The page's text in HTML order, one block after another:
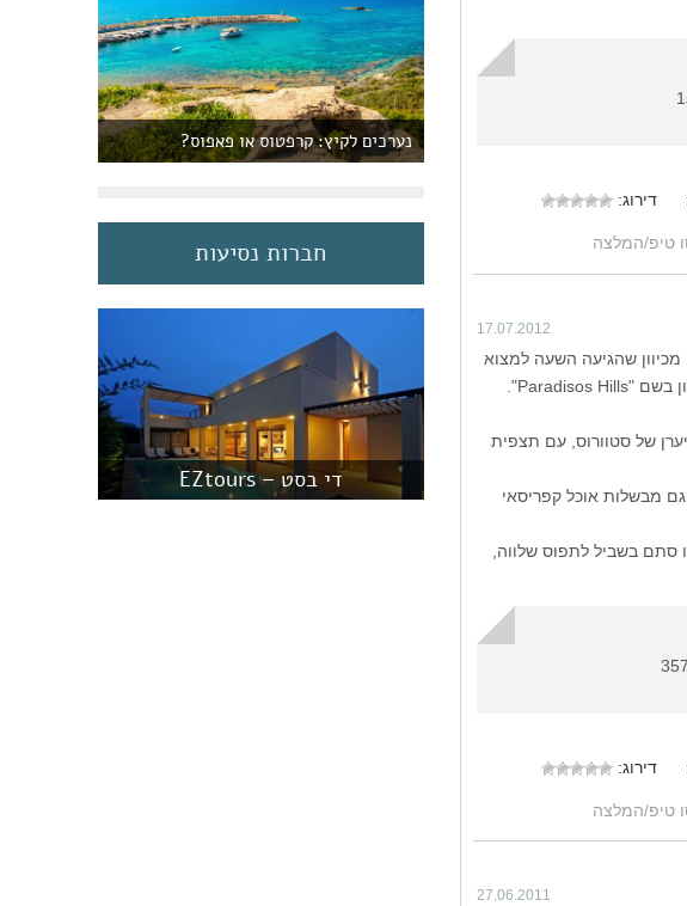
דירוג:
טיפ/המלצה
17.07.2012
מכיוון שהגיעה השעה למצוא
של סטוורוס, עם תצפית
מבשלות אוכל קפריסאי
סתם בשביל לתפוס שלווה,
דירוג:
טיפ/המלצה
27.06.2011
נערכים לקיץ: קרפטוס או פאפוס?
חברות נסיעות
די בסט – EZtours